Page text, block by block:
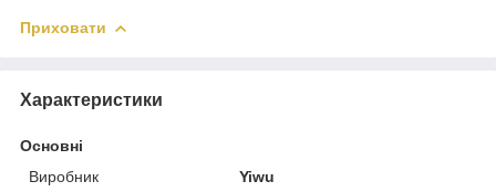
Приховати
Характеристики
Основні
Виробник
Yiwu